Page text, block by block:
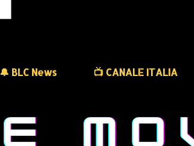
🔔 BLC News 📺 CANALE ITALIA